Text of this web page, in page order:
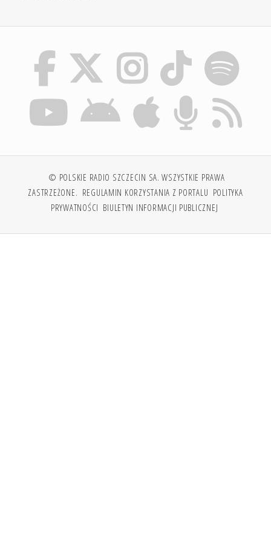
© POLSKIE RADIO SZCZECIN SA. WSZYSTKIE PRAWA
ZASTRZEŻONE. REGULAMIN KORZYSTANIA Z PORTALU POLITYKA
PRYWATNOŚCI BIULETYN INFORMACJI PUBLICZNEJ